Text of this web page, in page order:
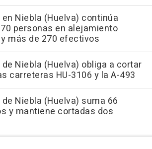
Niebla (Huelva) continúa
personas en alejamiento
más de 270 efectivos
Niebla (Huelva) obliga a cortar
carreteras HU-3106 y la A-493
Niebla (Huelva) suma 66
y mantiene cortadas dos